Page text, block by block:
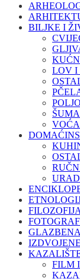
BILJKE I
LOV I
FILM